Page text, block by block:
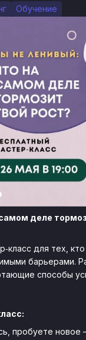
Обучение
деле
для тех,
барьерами.
способы
пробуете новое